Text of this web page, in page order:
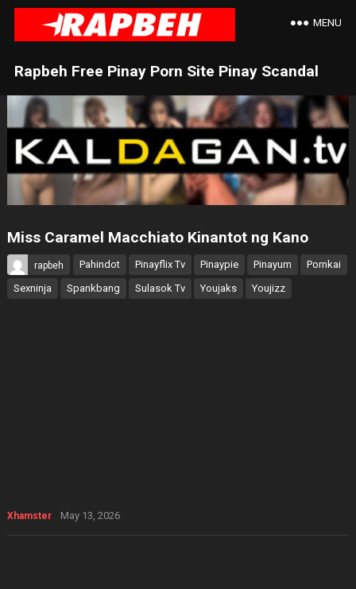
Rapbeh Free Pinay Porn Site Pinay Scandal
MENU
Miss Caramel Macchiato Kinantot ng Kano
rapbeh Pahindot Pinayflix Tv Pinaypie Pinayum
Pornkai
Sexninja
Spankbang Sulasok Tv Youjaks Youjizz
Xhamster May 13, 2026